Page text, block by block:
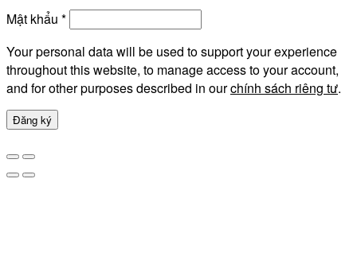
Mật khẩu *
Your personal data will be used to support your experience
throughout this website, to manage access to your account,
and for other purposes described in ourchính sách riêng tư.
Đăng ký